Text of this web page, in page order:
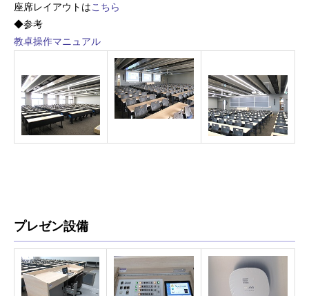
座席レイアウトはこちら
◆参考
教卓操作マニュアル
プレゼン設備